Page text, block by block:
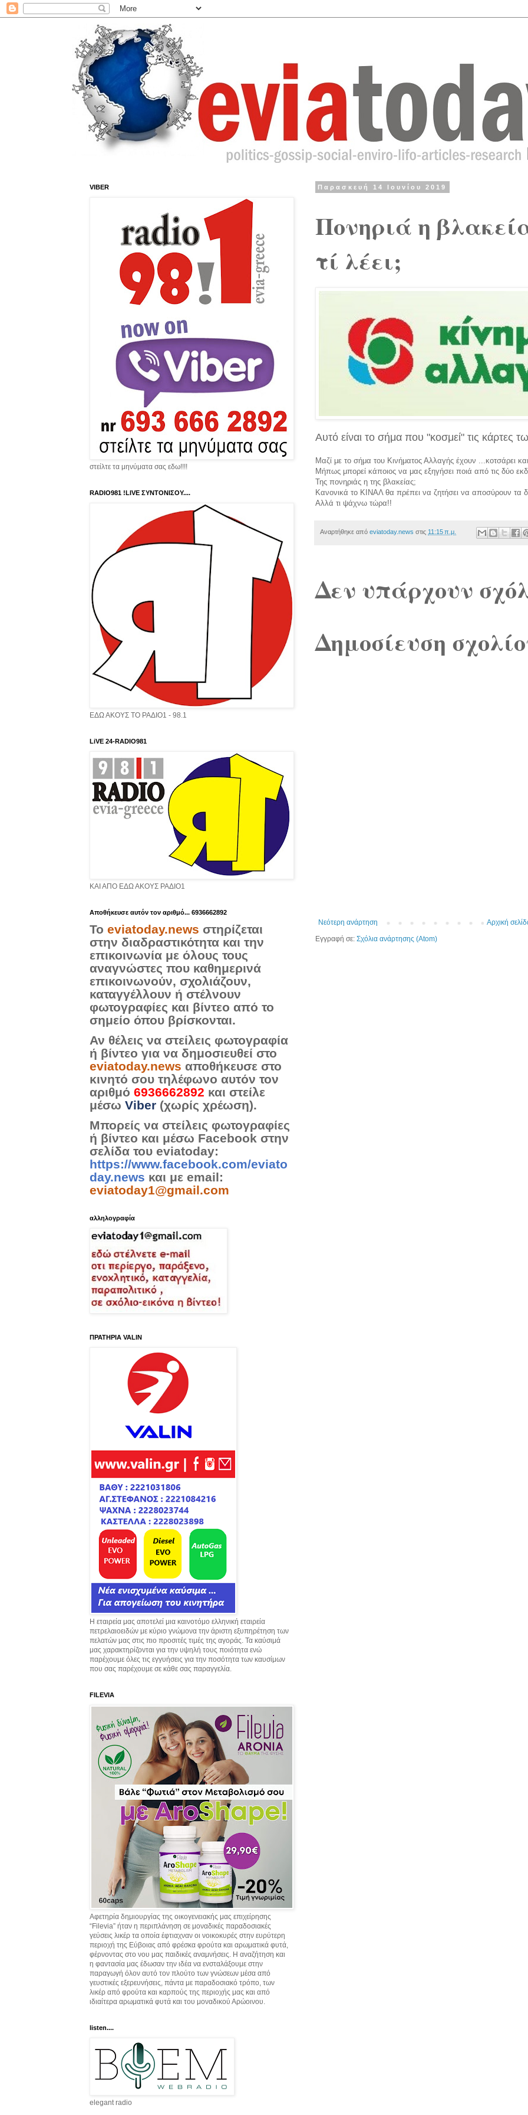
Παρασκευή 14 Ιουνίου 2019
Πονηριά η
τί λέει;
Αυτό είναι το σήμα που "κοσμεί" τις
Μαζί με το σήμα του Κινήματος Αλλαγής έχουν ...κοτσάρει
Μήπως μπορεί κάποιος να μας εξηγήσει ποιά από τις δύο
Της πονηριάς η της βλακείας;
Κανονικά το ΚΙΝΑΛ θα πρέπει να ζητήσει να αποσύρουν τα
Αλλά τι ψάχνω τώρα!!
Αναρτήθηκε από eviatoday.news στις 11:15 π.μ.
Δεν υπάρχουν
Δημοσίευση
Νεότερη ανάρτηση
Αρχική
Εγγραφή σε: Σχόλια ανάρτησης (Atom)
VIBER
στείλτε τα μηνύματα σας εδω!!!!
RADIO981 !LIVE ΣΥΝΤΟΝΙΣΟΥ....
ΕΔΩ ΑΚΟΥΣ ΤΟ ΡΑΔΙΟ1 - 98.1
LiVE 24-RADIO981
ΚΑΙ ΑΠΟ ΕΔΩ ΑΚΟΥΣ ΡΑΔΙΟ1
Aποθήκευσε αυτόν τον αριθμό... 6936662892
Το eviatoday.news στηρίζεται
στην διαδραστικότητα και την
επικοινωνία με όλους τους
αναγνώστες που καθημερινά
επικοινωνούν, σχολιάζουν,
καταγγέλλουν ή στέλνουν
φωτογραφίες και βίντεο από το
σημείο όπου βρίσκονται.
Αν θέλεις να στείλεις φωτογραφία
ή βίντεο για να δημοσιευθεί στο
eviatoday.news αποθήκευσε στο
κινητό σου τηλέφωνο αυτόν τον
αριθμό 6936662892 και στείλε
μέσω Viber (χωρίς χρέωση).
Μπορείς να στείλεις φωτογραφίες
ή βίντεο και μέσω Facebook στην
σελίδα του eviatoday:
https://www.facebook.com/eviato
day.news και με email:
eviatoday1@gmail.com
αλληλογραφία
ΠΡΑΤΗΡΙΑ VALIN
Η εταιρεία μας αποτελεί μια καινοτόμο ελληνική εταιρεία
πετρελαιοειδών με κύριο γνώμονα την άριστη εξυπηρέτηση των
πελατών μας στις πιο προσιτές τιμές της αγοράς. Τα καύσιμά
μας χαρακτηρίζονται για την υψηλή τους ποιότητα ενώ
παρέχουμε όλες τις εγγυήσεις για την ποσότητα των καυσίμων
που σας παρέχουμε σε κάθε σας παραγγελία.
FILEVIA
Αφετηρία δημιουργίας της οικογενειακής μας επιχείρησης
“Filevia” ήταν η περιπλάνηση σε μοναδικές παραδοσιακές
γεύσεις λικέρ τα οποία έφτιαχναν οι νοικοκυρές στην ευρύτερη
περιοχή της Εύβοιας από φρέσκα φρούτα και αρωματικά φυτά,
φέρνοντας στο νου μας παιδικές αναμνήσεις. Η αναζήτηση και
η φαντασία μας έδωσαν την ιδέα να ενσταλάξουμε στην
παραγωγή όλον αυτό τον πλούτο των γνώσεων μέσα από
γευστικές εξερευνήσεις, πάντα με παραδοσιακό τρόπο, των
λικέρ από φρούτα και καρπούς της περιοχής μας και από
ιδιαίτερα αρωματικά φυτά και του μοναδικού Αρώοινου.
listen....
elegant radio